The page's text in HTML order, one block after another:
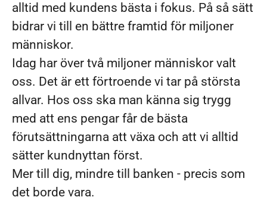
alltid med kundens bästa i fokus. På så sätt
bidrar vi till en bättre framtid för miljoner
människor.
Idag har över två miljoner människor valt
oss. Det är ett förtroende vi tar på största
allvar. Hos oss ska man känna sig trygg
med att ens pengar får de bästa
förutsättningarna att växa och att vi alltid
sätter kundnyttan först.
Mer till dig, mindre till banken - precis som
det borde vara.